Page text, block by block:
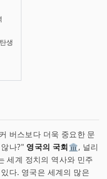
생
버스보다 더욱 중요한 문
나?" 영국의 국회🏛️, 널리
계 정치의 역사와 민주
다. 영국은 세계의 많은